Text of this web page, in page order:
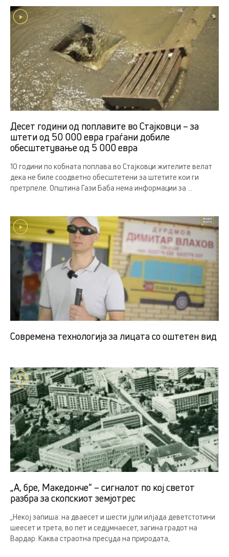
Десет години од поплавите во Стајковци – за
штети од 50 000 евра граѓани добиле
обесштетување од 5 000 евра
10 години по кобната поплава во Стајковци жителите велат
дека не биле соодветно обесштетени за штетите кои ги
претрпеле. Општина Гази Баба нема информации за ...
Современа технологија за лицата со оштетен вид
„А, бре, Македонче“ – сигналот по кој светот
разбра за скопскиот земјотрес
„Некој запиша: на дваесет и шести јули илјада деветстотини
шеесет и трета, во пет и седумнаесет, загина градот на
Вардар. Каква страотна пресуда на природата,